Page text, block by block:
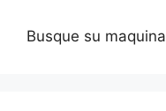
Busque su maquina